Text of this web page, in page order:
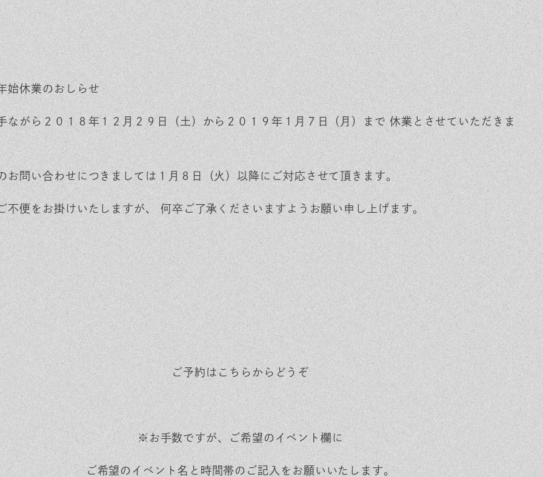
始休業のおしらせ
ながら２０１８年１２月２９日（土）から２０１９年１月７日（月）まで 休業とさせていただきま
お問い合わせにつきましては１月８日（火）以降にご対応させて頂きます。
不便をお掛けいたしますが、 何卒ご了承くださいますようお願い申し上げます。
ご予約はこちらからどうぞ
※お手数ですが、ご希望のイベント欄に
ご希望のイベント名と時間帯のご記入をお願いいたします。